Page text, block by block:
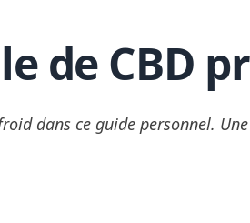
de CBD
dans ce guide personnel.